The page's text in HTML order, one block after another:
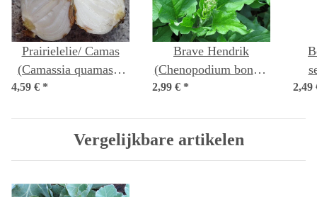
Prairielelie/ Camas
(Camassia quamash)
4,59 € *
Brave Hendrik
(Chenopodium bonus-
henricus) bio zaad
2,99 € * 2,49
Vergelijkbare artikelen